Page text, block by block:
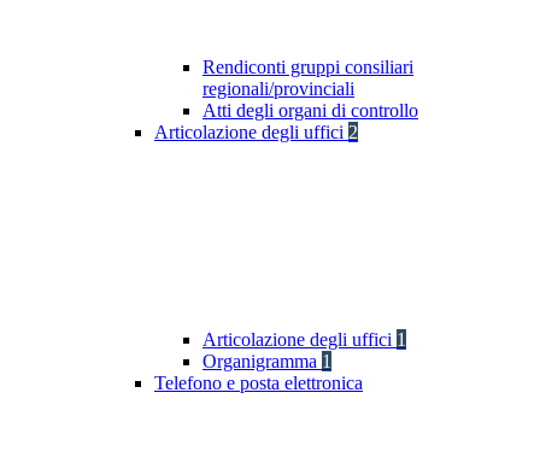
Rendiconti gruppi consiliari
regionali/provinciali
Atti degli organi di controllo
Articolazione degli uffici 2
Articolazione degli uffici 1
Organigramma 1
Telefono e posta elettronica